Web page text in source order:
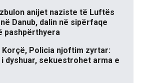
anijet naziste të Luftës
Danub, dalin në sipërfaqe
pashpërthyera
Policia njoftim zyrtar:
dyshuar, sekuestrohet arma e